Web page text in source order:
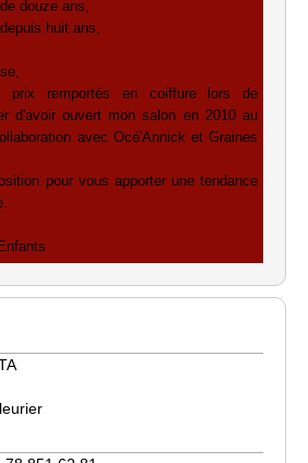
douze ans,
huit ans,
prix remportés en coiffure lors de
d'avoir ouvert mon salon en 2010 au
avec Océ'Annick et Graines
pour vous apporter une tendance